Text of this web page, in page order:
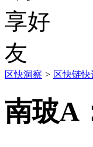
区快洞察 > 区快链快
南玻A